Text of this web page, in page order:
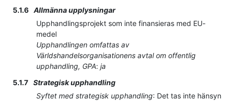
5.1.6 Allmänna upplysningar
Upphandlingsprojekt som inte finansieras med EU-
medel
Upphandlingen omfattas av
Världshandelsorganisationens avtal om offentlig
upphandling, GPA: ja
5.1.7 Strategisk upphandling
Syftet med strategisk upphandling: Det tas inte hänsyn